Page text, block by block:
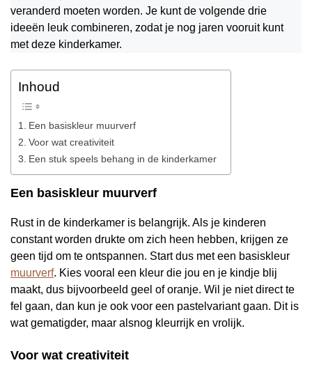
veranderd moeten worden. Je kunt de volgende drie
ideeën leuk combineren, zodat je nog jaren vooruit kunt
met deze kinderkamer.
Inhoud
Een basiskleur muurverf
Voor wat creativiteit
Een stuk speels behang in de kinderkamer
Een basiskleur muurverf
Rust in de kinderkamer is belangrijk. Als je kinderen
constant worden drukte om zich heen hebben, krijgen ze
geen tijd om te ontspannen. Start dus met een basiskleur
muurverf. Kies vooral een kleur die jou en je kindje blij
maakt, dus bijvoorbeeld geel of oranje. Wil je niet direct te
fel gaan, dan kun je ook voor een pastelvariant gaan. Dit is
wat gematigder, maar alsnog kleurrijk en vrolijk.
Voor wat creativiteit